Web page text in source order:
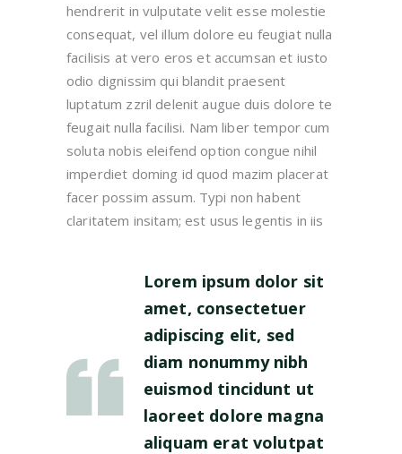
hendrerit in vulputate velit esse molestie
consequat, vel illum dolore eu feugiat nulla
facilisis at vero eros et accumsan et iusto
odio dignissim qui blandit praesent
luptatum zzril delenit augue duis dolore te
feugait nulla facilisi. Nam liber tempor cum
soluta nobis eleifend option congue nihil
imperdiet doming id quod mazim placerat
facer possim assum. Typi non habent
claritatem insitam; est usus legentis in iis
Lorem ipsum dolor sit
amet, consectetuer
adipiscing elit, sed
diam nonummy nibh
euismod tincidunt ut
laoreet dolore magna
aliquam erat volutpat